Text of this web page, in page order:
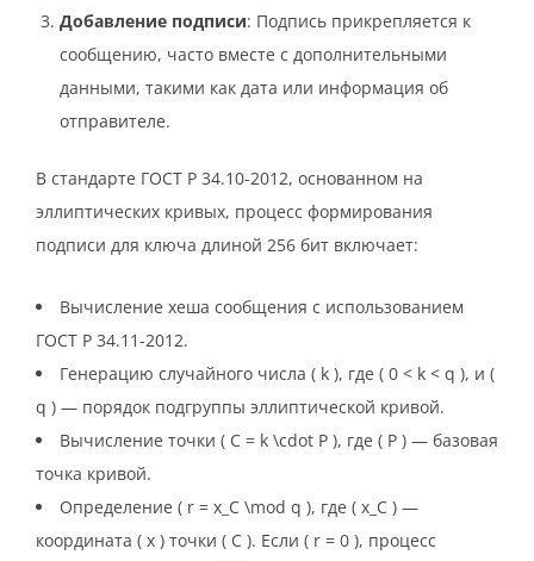
Добавление подписи: Подпись прикрепляется к
сообщению, часто вместе с дополнительными
данными, такими как дата или информация об
отправителе.
В стандарте ГОСТ Р 34.10-2012, основанном на
эллиптических кривых, процесс формирования
подписи для ключа длиной 256 бит включает:
Вычисление хеша сообщения с использованием
ГОСТ Р 34.11-2012.
Генерацию случайного числа ( k ), где ( 0 < k < q ), и (
q ) — порядок подгруппы эллиптической кривой.
Вычисление точки ( C = k \cdot P ), где ( P ) — базовая
точка кривой.
Определение ( r = x_C \mod q ), где ( x_C ) —
координата ( x ) точки ( C ). Если ( r = 0 ), процесс